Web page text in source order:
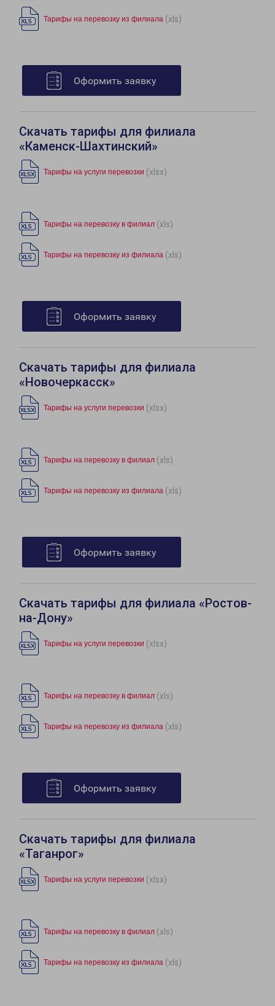
Тарифы на перевозку из филиала (xls)
Оформить заявку
Скачать тарифы для филиала
«Каменск-Шахтинский»
Тарифы на услуги перевозки (xlsx)
Тарифы на перевозку в филиал (xls)
Тарифы на перевозку из филиала (xls)
Оформить заявку
Скачать тарифы для филиала
«Новочеркасск»
Тарифы на услуги перевозки (xlsx)
Тарифы на перевозку в филиал (xls)
Тарифы на перевозку из филиала (xls)
Оформить заявку
Скачать тарифы для филиала «Ростов-
на-Дону»
Тарифы на услуги перевозки (xlsx)
Тарифы на перевозку в филиал (xls)
Тарифы на перевозку из филиала (xls)
Оформить заявку
Скачать тарифы для филиала
«Таганрог»
Тарифы на услуги перевозки (xlsx)
Тарифы на перевозку в филиал (xls)
Тарифы на перевозку из филиала (xls)